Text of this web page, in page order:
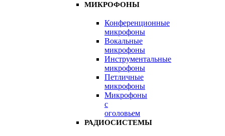
МИКРОФОНЫ
Конференционные
микрофоны
Вокальные
микрофоны
Инструментальные
микрофоны
Петличные
микрофоны
Микрофоны
с
оголовьем
РАДИОСИСТЕМЫ